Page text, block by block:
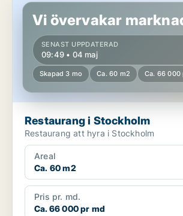
Vi övervakar
SENAST UPPDATERAD
09:49 • 04 maj
Skapad 3 mo Ca. 60 m2 Ca. 66 000
Restaurang i Stockholm
Restaurang att hyra i Stockholm
Areal
Ca. 60 m2
Pris pr. md.
Ca. 66 000 pr md